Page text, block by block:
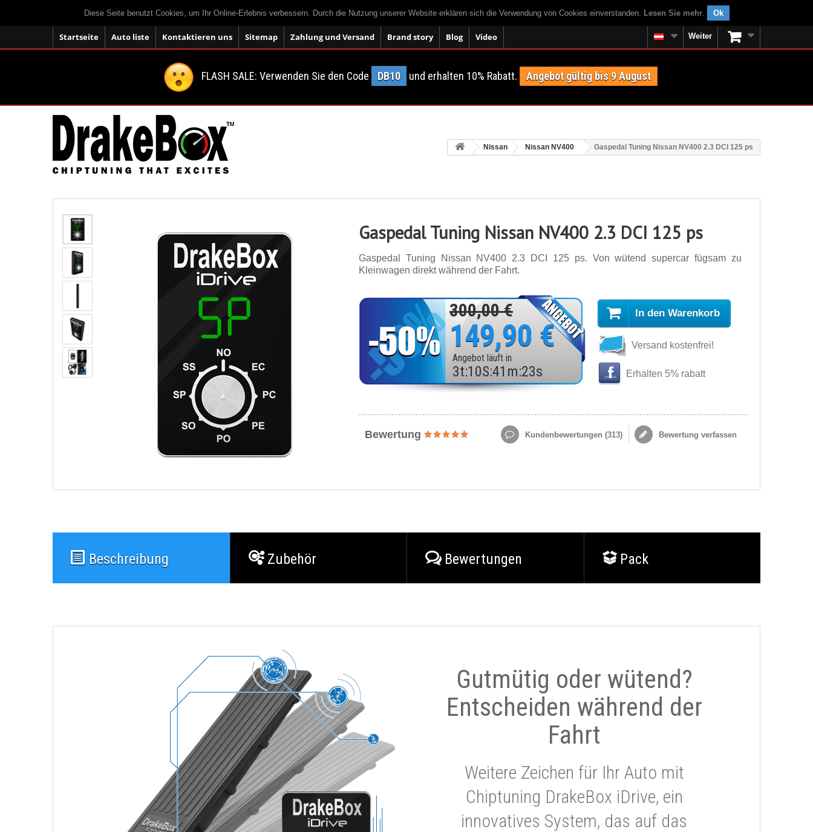
Diese Seite benutzt Cookies, um Ihr Online-Erlebnis verbessern. Durch die Nutzung unserer Website erklären sich die Verwendung von Cookies einverstanden. Lesen Sie mehr. Ok
Startseite Auto liste Kontaktieren uns Sitemap Zahlung und Versand Brand story Blog Video Weiter
FLASH SALE: Verwenden Sie den Code DB10 und erhalten 10% Rabatt. Angebot gültig bis 9 August
Nissan Nissan NV400 Gaspedal Tuning Nissan NV400 2.3 DCI 125 ps
Gaspedal Tuning Nissan NV400 2.3 DCI 125 ps
Gaspedal Tuning Nissan NV400 2.3 DCI 125 ps. Von wütend supercar fügsam zu
Kleinwagen direkt während der Fahrt.
300,00 €
149,90 €
Angebot läuft in
3t:10S:41 m:21s
In den Warenkorb
Versand kostenfrei!
Erhalten 5% rabatt
Bewertung Kundenbewertungen (313) Bewertung verfassen
Beschreibung Zubehör Bewertungen Pack
Gutmütig oder wütend?
Entscheiden während der
Fahrt
Weitere Zeichen für Ihr Auto mit
Chiptuning DrakeBox iDrive, ein
innovatives System, das auf das